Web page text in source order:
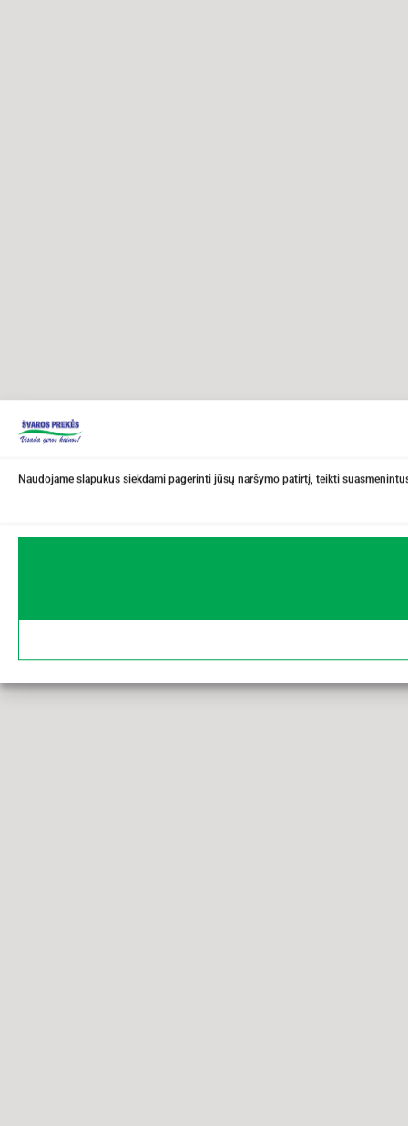
Naudojame slapukus siekdami pagerinti jūsų naršymo patirtį, teikti